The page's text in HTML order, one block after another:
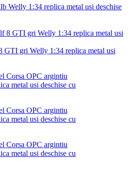
Welly 1:34 replica metal usi deschise
GTI gri Welly 1:34 replica metal usi